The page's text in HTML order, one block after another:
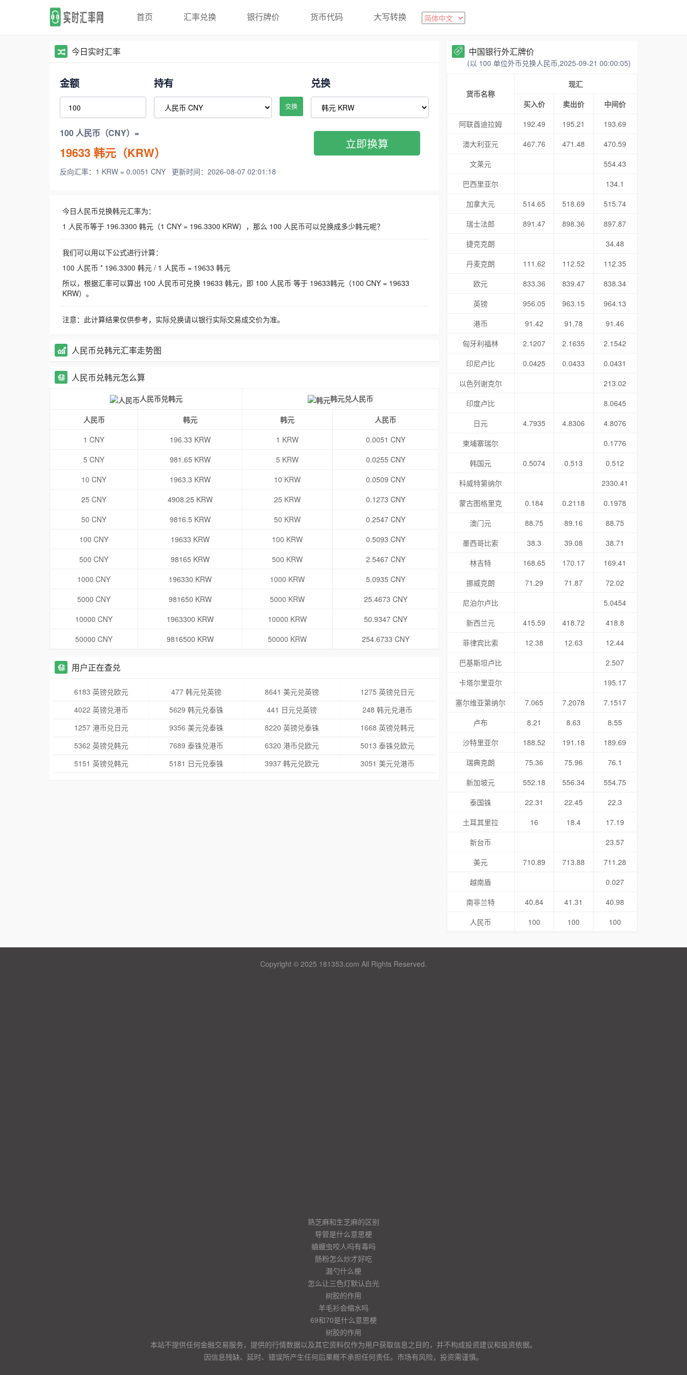
首页 汇率兑换 银行牌价 货币代码 大写转换
今日实时汇率
金额 持有
交换
兑换
100 人民币（CNY）=
19633韩元（KRW）
反向汇率：1 KRW = 0.0051 CNY 更新时间：2026-08-07 02:01:18
立即换算
今日人民币兑换韩元汇率为：
1 人民币等于 196.3300 韩元（1 CNY = 196.3300 KRW），那么 100 人民币可以兑换成多少韩元呢？
我们可以用以下公式进行计算：
100 人民币 * 196.3300 韩元 / 1 人民币 = 19633 韩元
所以，根据汇率可以算出 100 人民币可兑换 19633 韩元，即 100 人民币 等于 19633韩元（100 CNY = 19633
KRW）。
注意：此计算结果仅供参考，实际兑换请以银行实际交易成交价为准。
人民币兑韩元汇率走势图
人民币兑韩元怎么算
人民币兑韩元 韩元兑人民币
人民币 韩元 韩元
人民币
1 CNY
196.33 KRW 1 KRW
0.0051 CNY
5 CNY
981.65 KRW 5 KRW
0.0255 CNY
10 CNY
1963.3 KRW 10 KRW
0.0509 CNY
25 CNY
4908.25 KRW 25 KRW
0.1273 CNY
50 CNY
9816.5 KRW 50 KRW
0.2547 CNY
100 CNY
19633 KRW 100 KRW
0.5093 CNY
500 CNY
98165 KRW 500 KRW
2.5467 CNY
1000 CNY
196330 KRW 1000 KRW
5.0935 CNY
5000 CNY
981650 KRW 5000 KRW
25.4673 CNY
10000 CNY
1963300 KRW 10000 KRW
50.9347 CNY
50000 CNY
9816500 KRW 50000 KRW 254.6733 CNY
用户正在查兑
6183 英镑兑欧元 477 韩元兑英镑 8641 美元兑英镑
1275 英镑兑日元
4022 英镑兑港币
5629 韩元兑泰铢 441 日元兑英镑
248 韩元兑港币
1257 港币兑日元
9356 美元兑泰铢 8220 英镑兑泰铢
1668 英镑兑韩元
5362 英镑兑韩元
7689 泰铢兑港币 6320 港币兑欧元
5013 泰铢兑欧元
5151 英镑兑韩元
5181 日元兑泰铢 3937 韩元兑欧元 3051 美元兑港币
中国银行外汇牌价
(以 100 单位外币兑换人民币,2025-09-21 00:00:05)
货币名称
现汇
买入价
卖出价
中间价
阿联酋迪拉姆
192.49 195.21
193.69
澳大利亚元
467.76 471.48
470.59
文莱元
554.43
巴西里亚尔
134.1
加拿大元
514.65 518.69
515.74
瑞士法郎
891.47 898.36
897.87
捷克克朗
34.48
丹麦克朗
111.62 112.52
112.35
欧元
833.36 839.47
838.34
英镑
956.05 963.15
964.13
港币
91.42 91.78
91.46
匈牙利福林
2.1207 2.1635
2.1542
印尼卢比
0.0425 0.0433
0.0431
以色列谢克尔
213.02
印度卢比
8.0645
日元
4.7935 4.8306
4.8076
柬埔寨瑞尔
0.1776
韩国元
0.5074 0.513
0.512
科威特第纳尔
2330.41
蒙古图格里克
0.184 0.2118
0.1978
澳门元
88.75 89.16
88.75
墨西哥比索
38.3 39.08
38.71
林吉特
168.65 170.17
169.41
挪威克朗
71.29 71.87
72.02
尼泊尔卢比
5.0454
新西兰元
415.59 418.72
418.8
菲律宾比索
12.38 12.63
12.44
巴基斯坦卢比
2.507
卡塔尔里亚尔
195.17
塞尔维亚第纳尔
7.065 7.2078
7.1517
卢布
8.21 8.63
8.55
沙特里亚尔
188.52 191.18
189.69
瑞典克朗
75.36 75.96
76.1
新加坡元
552.18 556.34
554.75
泰国铢
22.31 22.45
22.3
土耳其里拉
16 18.4
17.19
新台币
23.57
美元
710.89 713.88
711.28
越南盾
0.027
南非兰特
40.84 41.31
40.98
人民币
100 100 100
Copyright © 2025 181353.com All Rights Reserved.
熟芝麻和生芝麻的区别
导管是什么意思梗
蛐螋虫咬人吗有毒吗
肠粉怎么炒才好吃
漏勺什么梗
怎么让三色灯默认白光
树胶的作用
羊毛衫会缩水吗
69和70是什么意思梗
树胶的作用
本站不提供任何金融交易服务，提供的行情数据以及其它资料仅作为用户获取信息之目的，并不构成投资建议和投资依据。
因信息残缺、延时、错误所产生任何后果概不承担任何责任。市场有风险，投资需谨慎。